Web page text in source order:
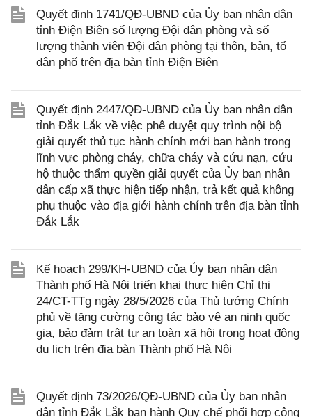
Quyết định 1741/QĐ-UBND của Ủy ban nhân dân
tỉnh Điện Biên số lượng Đội dân phòng và số
lượng thành viên Đội dân phòng tại thôn, bản, tổ
dân phố trên địa bàn tỉnh Điện Biên
Quyết định 2447/QĐ-UBND của Ủy ban nhân dân
tỉnh Đắk Lắk về việc phê duyệt quy trình nội bộ
giải quyết thủ tục hành chính mới ban hành trong
lĩnh vực phòng cháy, chữa cháy và cứu nạn, cứu
hộ thuộc thẩm quyền giải quyết của Ủy ban nhân
dân cấp xã thực hiện tiếp nhận, trả kết quả không
phụ thuộc vào địa giới hành chính trên địa bàn tỉnh
Đắk Lắk
Kế hoạch 299/KH-UBND của Ủy ban nhân dân
Thành phố Hà Nội triển khai thực hiện Chỉ thị
24/CT-TTg ngày 28/5/2026 của Thủ tướng Chính
phủ về tăng cường công tác bảo vệ an ninh quốc
gia, bảo đảm trật tự an toàn xã hội trong hoạt động
du lịch trên địa bàn Thành phố Hà Nội
Quyết định 73/2026/QĐ-UBND của Ủy ban nhân
dân tỉnh Đắk Lắk ban hành Quy chế phối hợp công